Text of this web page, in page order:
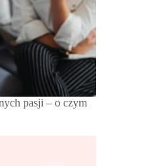
pasji – o czym